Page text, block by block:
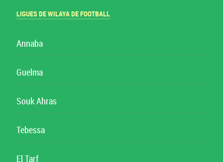
LIGUES DE WILAYA DE FOOTBALL
Annaba
Guelma
Souk Ahras
Tebessa
El Tarf